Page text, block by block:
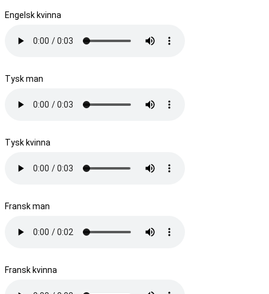
Engelsk kvinna
Tysk man
Tysk kvinna
Fransk man
Fransk kvinna